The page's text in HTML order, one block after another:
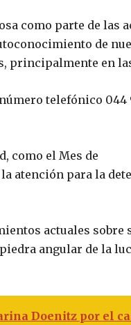
como parte de las
de
principalmente en
telefónico 044
como el Mes de
atención para la
actuales sobre
angular de la
Doenitz por el